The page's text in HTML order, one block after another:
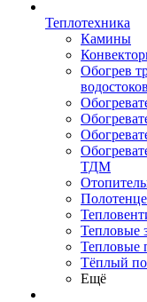
Теплотехника
Камины
Обогрев
водостоков
ТДМ
Тепловые
Тепловые
Тёплый
Ещё